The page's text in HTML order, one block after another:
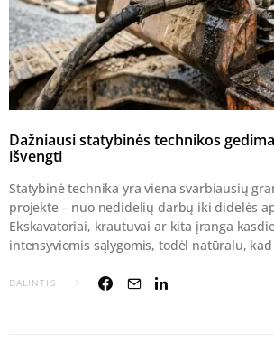
Dažniausi statybinės technikos
išvengti
Statybinė technika yra viena svarbiausių
projekte – nuo nedidelių darbų iki didelės
Ekskavatoriai, krautuvai ar kita įranga
intensyviomis sąlygomis, todėl natūralu,
DALINTIS